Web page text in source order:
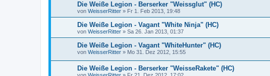
Die Weiße Legion - Berserker "Weissglut" (HC)
von WeisserRitter » Fr 1. Feb 2013, 19:48
Die Weiße Legion - Vagant "White Ninja" (HC)
von WeisserRitter » Sa 26. Jan 2013, 01:37
Die Weiße Legion - Vagant "WhiteHunter" (HC)
von WeisserRitter » Mo 31. Dez 2012, 15:55
Die Weiße Legion - Berserker "WeisseRakete" (HC)